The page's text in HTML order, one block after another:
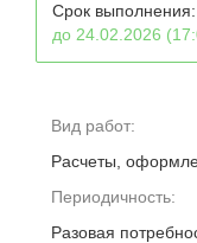
Срок выполнения:
до 24.02.2026
Вид работ:
Расчеты,
Периодичность:
Разовая